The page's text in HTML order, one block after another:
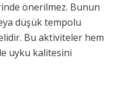
önerilmez. Bunun
düşük tempolu
Bu aktiviteler hem
uyku kalitesini